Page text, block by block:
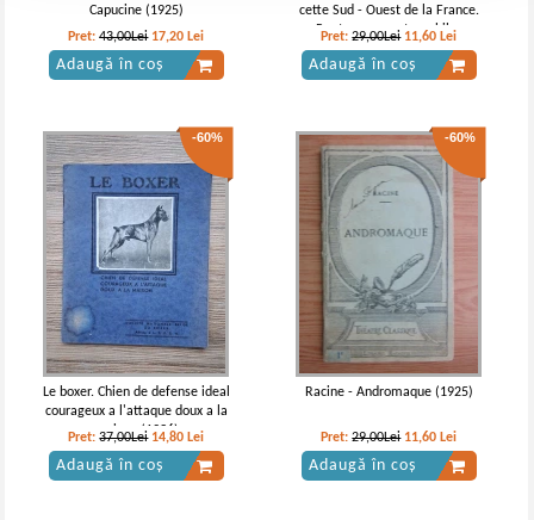
Capucine (1925)
Pret:43,00Lei 17,20 Lei
Adaugă în coș
cette Sud - Ouest de la France.
Routes pour automobiles
Pret:29,00Lei 11,60 Lei
Adaugă în coș
-60%
Le boxer. Chien de defense ideal
courageux a l'attaque doux a la
maison (1936)
Pret:37,00Lei 14,80 Lei
Adaugă în coș
-60%
Racine - Andromaque (1925)
Pret:29,00Lei 11,60 Lei
Adaugă în coș